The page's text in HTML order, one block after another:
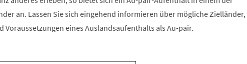
an. Lassen Sie sich eingehend informieren über mögliche Zielländer,
Voraussetzungen eines Auslandsaufenthalts als Au-pair.